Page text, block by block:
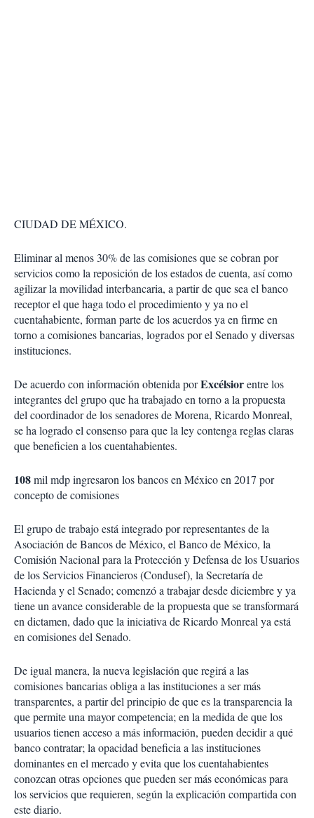
CIUDAD DE MÉXICO.
Eliminar al menos 30% de las comisiones que se cobran por
servicios como la reposición de los estados de cuenta, así como
agilizar la movilidad interbancaria, a partir de que sea el banco
receptor el que haga todo el procedimiento y ya no el
cuentahabiente, forman parte de los acuerdos ya en firme en
torno a comisiones bancarias, logrados por el Senado y diversas
instituciones.
De acuerdo con información obtenida porExcélsiorentre los
integrantes del grupo que ha trabajado en torno a la propuesta
del coordinador de los senadores de Morena, Ricardo Monreal,
se ha logrado el consenso para que la ley contenga reglas claras
que beneficien a los cuentahabientes.
108mil mdp ingresaron los bancos en México en 2017 por
concepto de comisiones
El grupo de trabajo está integrado por representantes de la
Asociación de Bancos de México, el Banco de México, la
Comisión Nacional para la Protección y Defensa de los Usuarios
de los Servicios Financieros (Condusef), la Secretaría de
Hacienda y el Senado; comenzó a trabajar desde diciembre y ya
tiene un avance considerable de la propuesta que se transformará
en dictamen, dado que la iniciativa de Ricardo Monreal ya está
en comisiones del Senado.
De igual manera, la nueva legislación que regirá a las
comisiones bancarias obliga a las instituciones a ser más
transparentes, a partir del principio de que es la transparencia la
que permite una mayor competencia; en la medida de que los
usuarios tienen acceso a más información, pueden decidir a qué
banco contratar; la opacidad beneficia a las instituciones
dominantes en el mercado y evita que los cuentahabientes
conozcan otras opciones que pueden ser más económicas para
los servicios que requieren, según la explicación compartida con
este diario.